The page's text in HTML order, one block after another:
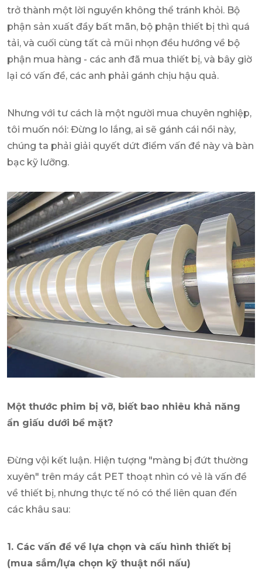
trở thành một lời nguyền không thể tránh khỏi. Bộ
phận sản xuất đầy bất mãn, bộ phận thiết bị thì quá
tải, và cuối cùng tất cả mũi nhọn đều hướng về bộ
phận mua hàng - các anh đã mua thiết bị, và bây giờ
lại có vấn đề, các anh phải gánh chịu hậu quả.
Nhưng với tư cách là một người mua chuyên nghiệp,
tôi muốn nói: Đừng lo lắng, ai sẽ gánh cái nồi này,
chúng ta phải giải quyết dứt điểm vấn đề này và bàn
bạc kỹ lưỡng.
Một thước phim bị vỡ, biết bao nhiêu khả năng
ẩn giấu dưới bề mặt?
Đừng vội kết luận. Hiện tượng "màng bị đứt thường
xuyên" trên máy cắt PET thoạt nhìn có vẻ là vấn đề
về thiết bị, nhưng thực tế nó có thể liên quan đến
các khâu sau:
1. Các vấn đề về lựa chọn và cấu hình thiết bị
(mua sắm/lựa chọn kỹ thuật nồi nấu)